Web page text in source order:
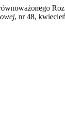
, nr 48,